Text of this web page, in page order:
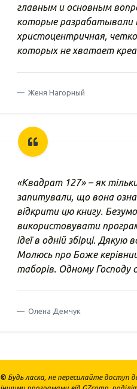
главным и основным
которые разрабатывали
христоцентричная,
которых не хватает
Женя Нагорный
«Квадрат 127» – як
запитували, що вона
відкрити цю книгу.
використовувати
ідеї в одній збірці.
Молюсь про Боже
таборів. Одному Господу
Олена Демчук
©Будь ласка, не пересилайте доступ